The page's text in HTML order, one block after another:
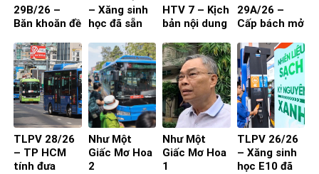
29B/26 –
Băn khoăn đề
29 chỗ vào
nội đô
TP.HCM
– Xăng sinh
học đã sẵn
HTV 7 – Kịch
bản nội dung
người
29A/26 –
Cấp bách mở
TLPV 28/26
– TP HCM
tính đưa
Như Một
Giấc Mơ Hoa
2
Như Một
Giấc Mơ Hoa
1
TLPV 26/26
– Xăng sinh
học E10 đã